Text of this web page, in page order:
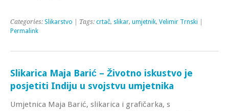
Categories: Slikarstvo | Tags: crtač, slikar, umjetnik, Velimir Trnski
Permalink
Slikarica Maja Barić – Životno iskustvo je
posjetiti Indiju u svojstvu umjetnika
Umjetnica Maja Barić, slikarica i grafičarka, s